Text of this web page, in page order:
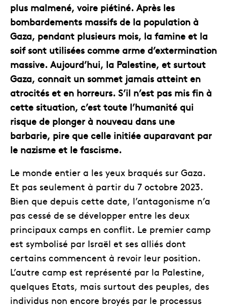
plus malmené, voire piétiné. Après les
bombardements massifs de la population à
Gaza, pendant plusieurs mois, la famine et la
soif sont utilisées comme arme d’extermination
massive. Aujourd’hui, la Palestine, et surtout
Gaza, connait un sommet jamais atteint en
atrocités et en horreurs. S’il n’est pas mis fin à
cette situation, c’est toute l’humanité qui
risque de plonger à nouveau dans une
barbarie, pire que celle initiée auparavant par
le nazisme et le fascisme.
Le monde entier a les yeux braqués sur Gaza.
Et pas seulement à partir du 7 octobre 2023.
Bien que depuis cette date, l’antagonisme n’a
pas cessé de se développer entre les deux
principaux camps en conflit. Le premier camp
est symbolisé par Israël et ses alliés dont
certains commencent à revoir leur position.
L’autre camp est représenté par la Palestine,
quelques Etats, mais surtout des peuples, des
individus non encore broyés par le processus